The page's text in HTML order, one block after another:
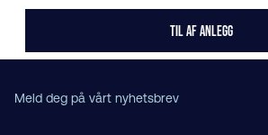
TIL AF ANLEGG
Meld deg på vårt nyhetsbrev